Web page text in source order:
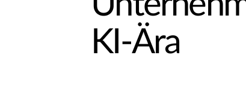
KI-Ära